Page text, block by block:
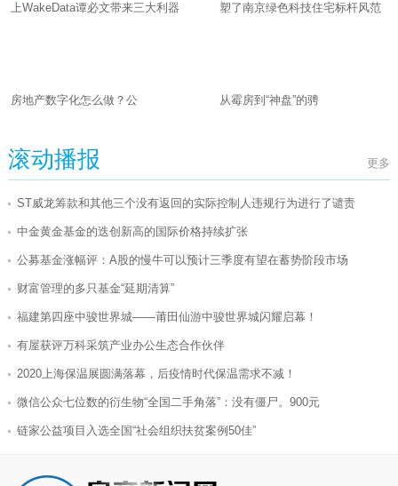
房地产数字化怎么做？公 从霉房到“神盘”的骋
滚动播报 更多
ST威龙筹款和其他三个没有返回的实际控制人违规行为进行了谴责
中金黄金基金的迭创新高的国际价格持续扩张
公募基金涨幅评：A股的慢牛可以预计三季度有望在蓄势阶段市场
财富管理的多只基金“延期清算”
福建第四座中骏世界城——莆田仙游中骏世界城闪耀启幕！
有屋获评万科采筑产业办公生态合作伙伴
2020上海保温展圆满落幕，后疫情时代保温需求不减！
微信公众七位数的衍生物“全国二手角落”：没有僵尸。900元
链家公益项目入选全国“社会组织扶贫案例50佳”